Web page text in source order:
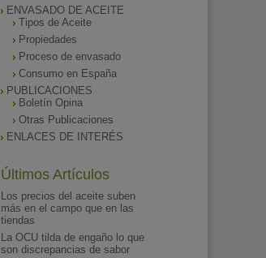
ENVASADO DE ACEITE
Tipos de Aceite
Propiedades
Proceso de envasado
Consumo en España
PUBLICACIONES
Boletín Opina
Otras Publicaciones
ENLACES DE INTERÉS
Últimos Artículos
Los precios del aceite suben
más en el campo que en las
tiendas
La OCU tilda de engaño lo que
son discrepancias de sabor